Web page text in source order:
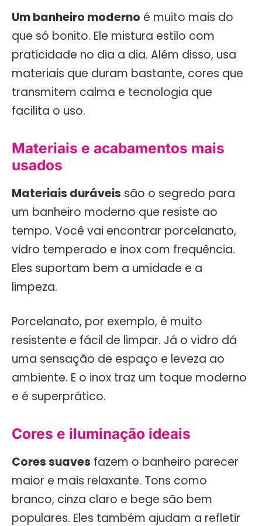
Um banheiro moderno é muito mais do
que só bonito. Ele mistura estilo com
praticidade no dia a dia. Além disso, usa
materiais que duram bastante, cores que
transmitem calma e tecnologia que
facilita o uso.
Materiais e acabamentos mais
usados
Materiais duráveis são o segredo para
um banheiro moderno que resiste ao
tempo. Você vai encontrar porcelanato,
vidro temperado e inox com frequência.
Eles suportam bem a umidade e a
limpeza.
Porcelanato, por exemplo, é muito
resistente e fácil de limpar. Já o vidro dá
uma sensação de espaço e leveza ao
ambiente. E o inox traz um toque moderno
e é superprático.
Cores e iluminação ideais
Cores suaves fazem o banheiro parecer
maior e mais relaxante. Tons como
branco, cinza claro e bege são bem
populares. Eles também ajudam a refletir